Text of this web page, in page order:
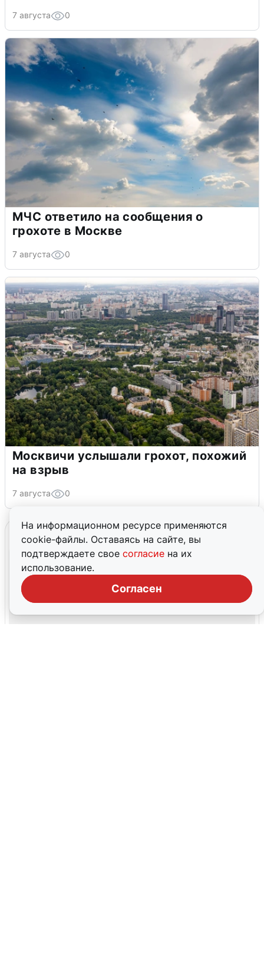
На информационном ресурсе применяются
cookie-файлы. Оставаясь на сайте, вы
подтверждаете свое согласие на их
использование.
Согласен
7 августа 0
МЧС ответило на сообщения о
грохоте в Москве
7 августа 0
Москвичи услышали грохот, похожий
на взрыв
7 августа 0